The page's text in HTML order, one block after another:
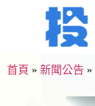
首頁 » 新聞公告 »